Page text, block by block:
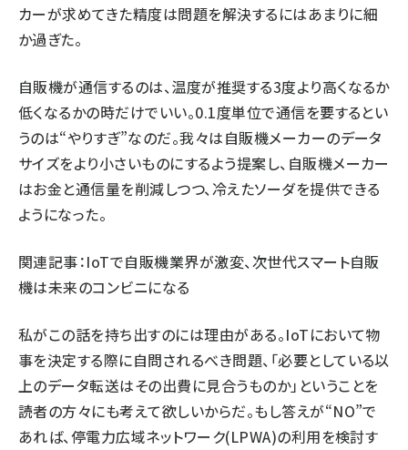
カーが求めてきた精度は問題を解決するにはあまりに細
か過ぎた。
自販機が通信するのは、温度が推奨する3度より高くなるか
低くなるかの時だけでいい。0.1度単位で通信を要するとい
うのは“やりすぎ”なのだ。我々は自販機メーカーのデータ
サイズをより小さいものにするよう提案し、自販機メーカー
はお金と通信量を削減しつつ、冷えたソーダを提供できる
ようになった。
関連記事：IoTで自販機業界が激変、次世代スマート自販
機は未来のコンビニになる
私がこの話を持ち出すのには理由がある。IoTにおいて物
事を決定する際に自問されるべき問題、「必要としている以
上のデータ転送はその出費に見合うものか」ということを
読者の方々にも考えて欲しいからだ。もし答えが“NO”で
あれば、停電力広域ネットワーク(LPWA)の利用を検討す